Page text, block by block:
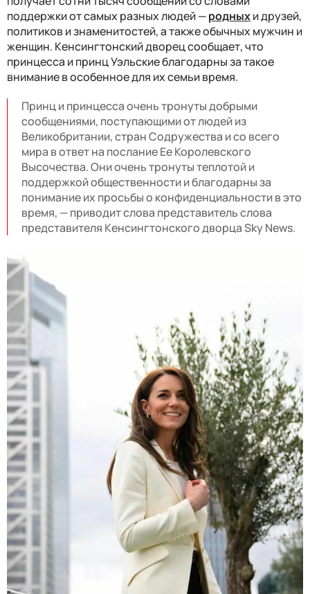
поддержки от самых разных людей —родныхи друзей,
политиков и знаменитостей, а также обычных мужчин и
женщин. Кенсингтонский дворец сообщает, что
принцесса и принц Уэльские благодарны за такое
внимание в особенное для их семьи время.
Принц и принцесса очень тронуты добрыми
сообщениями, поступающими от людей из
Великобритании, стран Содружества и со всего
мира в ответ на послание Ее Королевского
Высочества. Они очень тронуты теплотой и
поддержкой общественности и благодарны за
понимание их просьбы о конфиденциальности в это
время, — приводит слова представитель слова
представителя Кенсингтонского дворца Sky News.